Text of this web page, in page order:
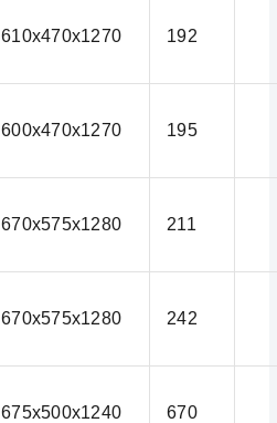
610x470x1270 192
600x470x1270 195
670x575x1280 211
670x575x1280 242
675x500x1240 670